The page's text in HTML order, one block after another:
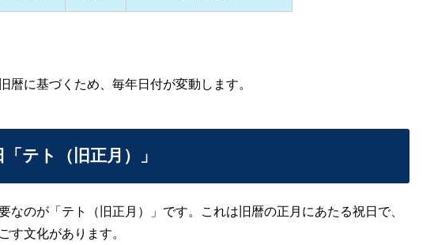
に基づくため、毎年日付が変動します。
テト（旧正月）」
なのが「テト（旧正月）」です。これは旧暦の正月にあたる祝日で、
す文化があります。